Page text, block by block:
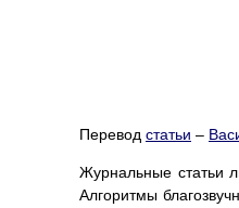
Перевод статьи –
Журнальные статьи
Алгоритмы